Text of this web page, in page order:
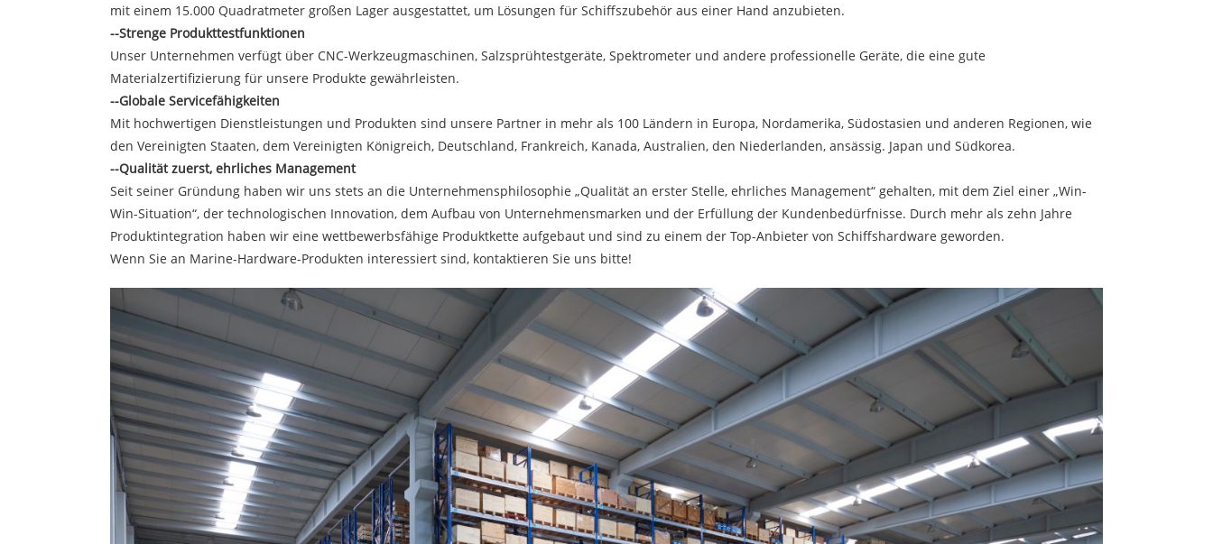
mit einem 15.000 Quadratmeter großen Lager ausgestattet, um Lösungen für Schiffszubehör aus einer Hand anzubieten.
--Strenge Produkttestfunktionen
Unser Unternehmen verfügt über CNC-Werkzeugmaschinen, Salzsprühtestgeräte, Spektrometer und andere professionelle Geräte, die eine gute
Materialzertifizierung für unsere Produkte gewährleisten.
--Globale Servicefähigkeiten
Mit hochwertigen Dienstleistungen und Produkten sind unsere Partner in mehr als 100 Ländern in Europa, Nordamerika, Südostasien und anderen Regionen, wie
den Vereinigten Staaten, dem Vereinigten Königreich, Deutschland, Frankreich, Kanada, Australien, den Niederlanden, ansässig. Japan und Südkorea.
--Qualität zuerst, ehrliches Management
Seit seiner Gründung haben wir uns stets an die Unternehmensphilosophie „Qualität an erster Stelle, ehrliches Management“ gehalten, mit dem Ziel einer „Win-
Win-Situation“, der technologischen Innovation, dem Aufbau von Unternehmensmarken und der Erfüllung der Kundenbedürfnisse. Durch mehr als zehn Jahre
Produktintegration haben wir eine wettbewerbsfähige Produktkette aufgebaut und sind zu einem der Top-Anbieter von Schiffshardware geworden.
Wenn Sie an Marine-Hardware-Produkten interessiert sind, kontaktieren Sie uns bitte!